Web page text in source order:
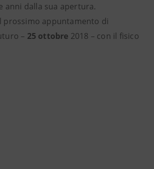
anni dalla sua apertura.
prossimo appuntamento di
– 25 ottobre 2018 – con il fisico